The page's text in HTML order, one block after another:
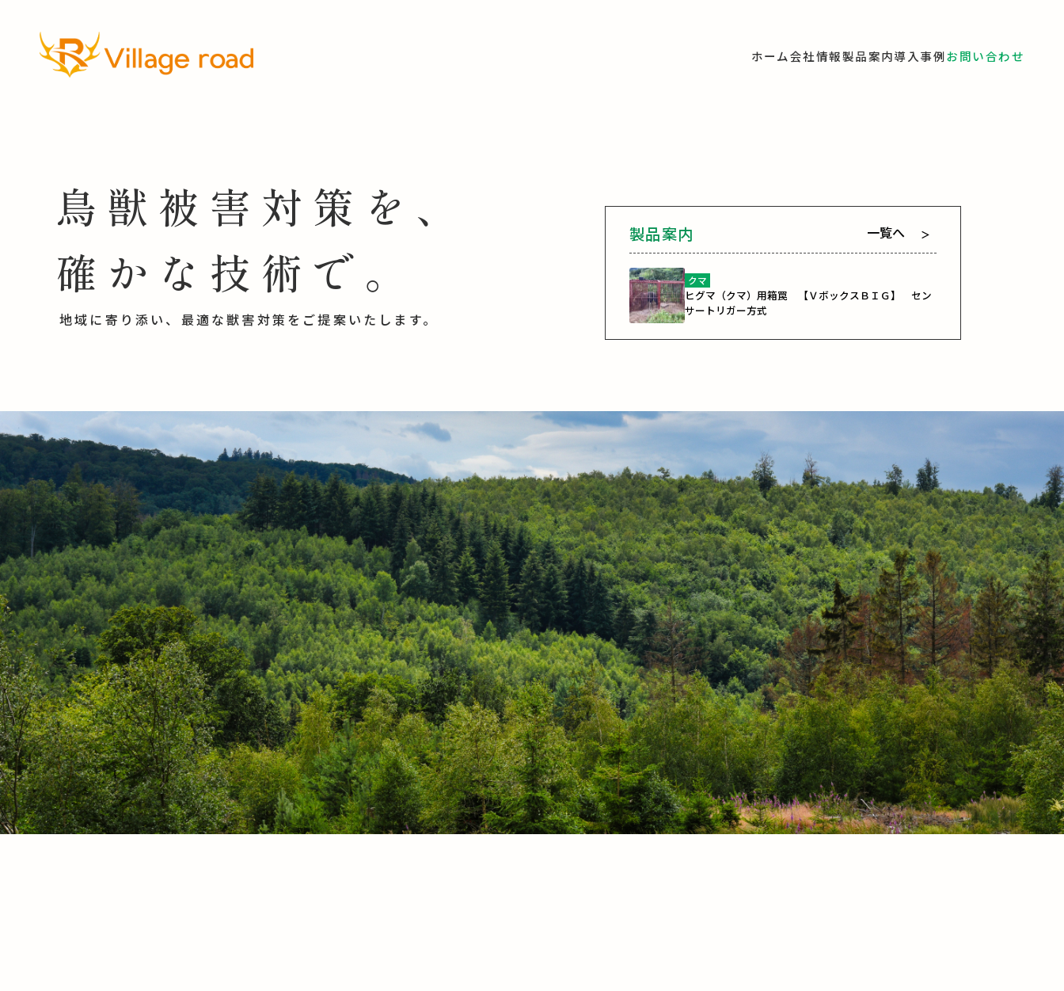
ホーム会社情報製品案内導入事例お問い合わせ
鳥獣被害対策を、
確かな技術で。
地域に寄り添い、最適な獣害対策を ご提案 いたします。
製品案内 一覧へ ＞
クマ
ヒグマ（クマ）用箱罠 【ＶボックスＢＩＧ】 セン
サートリガー方式